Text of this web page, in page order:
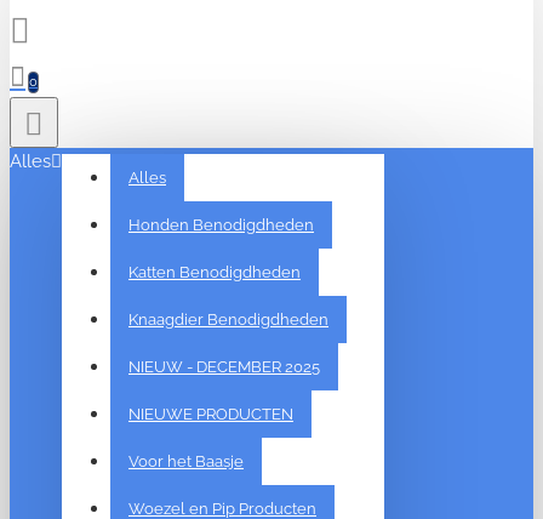
0
Alles
Alles
Honden Benodigdheden
Katten Benodigdheden
Knaagdier Benodigdheden
NIEUW - DECEMBER 2025
NIEUWE PRODUCTEN
Voor het Baasje
Woezel en Pip Producten